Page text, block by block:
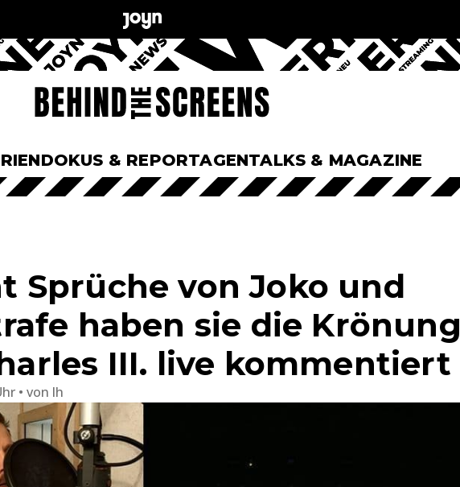
DOKUS & REPORTAGENTALKS & MAGAZINE
Sprüche von Joko und
haben sie die Krönung
III. live kommentiert
von lh